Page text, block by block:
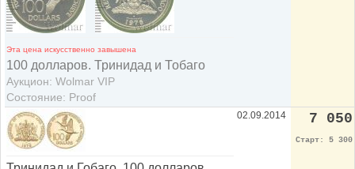
Эта цена искусственно завышена
100 долларов. Тринидад и Тобаго
Аукцион: Wolmar VIP
Состояние: Proof
02.09.2014 7 050
Старт: 5 300